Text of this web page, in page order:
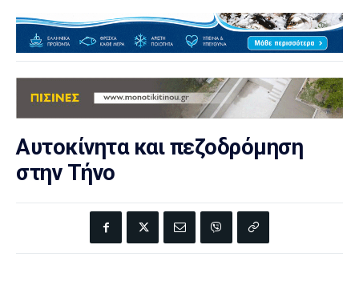
Αυτοκίνητα και πεζοδρόμηση
στην Τήνο